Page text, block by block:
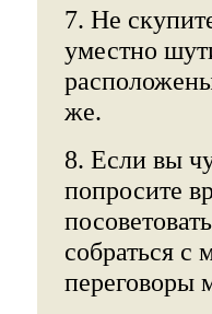
7. Не
уместно
же.
8. Если вы
попросите
собраться с
переговоры